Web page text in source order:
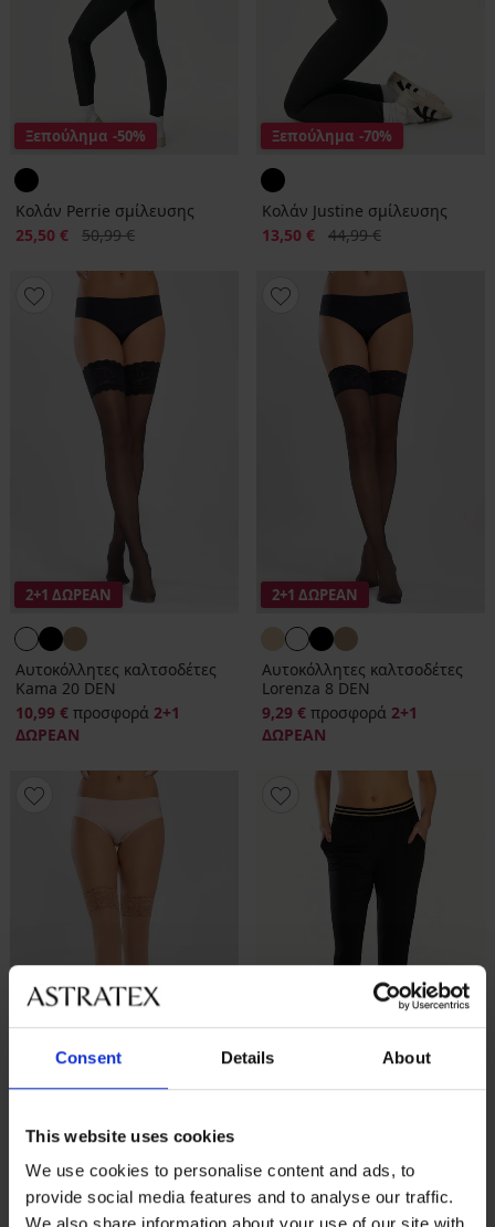
Consent Details About
This website uses cookies
We use cookies to personalise content and ads, to
provide social media features and to analyse our traffic.
Ξεπούλημα -50%
Κολάν Perrie σμίλευσης
Έκπτωση
25,50 € Αρχική τιμή
50,99 €
Ξεπούλημα -70%
Κολάν Justine σμίλευσης
Έκπτωση
13,50 € Αρχική τιμή
44,99 €
2+1 ΔΩΡΕΑΝ
Αυτοκόλλητες καλτσοδέτες
Kama 20 DEN
10,99 € προσφορά 2+1
ΔΩΡΕΑΝ
2+1 ΔΩΡΕΑΝ
Αυτοκόλλητες καλτσοδέτες
Lorenza 8 DEN
9,29 € προσφορά 2+1
ΔΩΡΕΑΝ
Ξεπούλημα -40%
Αυτοκόλλητες καλτσοδέτες
Vivien 40 DEN
Έκπτωση
6,59 € Αρχική τιμή
10,99 €
Ξεπούλημα -70%
Κολάν Marisa
Έκπτωση
13,50 €Αρχική τιμή
44,99 €